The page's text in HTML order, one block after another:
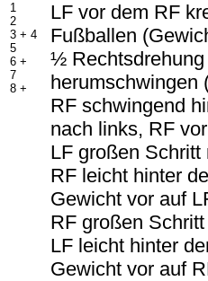
1
2
3 + 4
5
6 +
7
8 +
LF vor dem RF
Fußballen
½
herumschwingen
RF schwingend
nach links, RF
LF großen Schritt
RF leicht hinter
Gewicht vor auf
RF großen
LF leicht hinter
Gewicht vor auf